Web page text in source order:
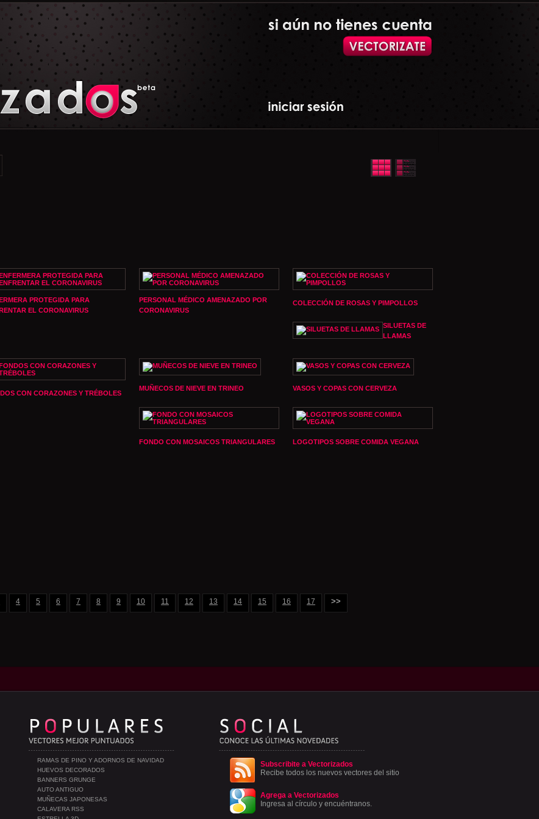
PROTEGIDA PARA
EL CORONAVIRUS
PERSONAL MÉDICO AMENAZADO POR
CORONAVIRUS
COLECCIÓN DE ROSAS Y PIMPOLLOS
SILUETAS DE
LLAMAS
CON CORAZONES Y TRÉBOLES
MUÑECOS DE NIEVE EN TRINEO VASOS Y COPAS CON CERVEZA
FONDO CON MOSAICOS TRIANGULARES LOGOTIPOS SOBRE COMIDA VEGANA
4 5 6 7 8 9 10 11 12 13 14 15 16 17 >>
Subscribite a Vectorizados
Recibe todos los nuevos vectores del sitio
Agrega a Vectorizados
Ingresa al círculo y encuéntranos.
RAMAS DE PINO Y ADORNOS DE NAVIDAD
HUEVOS DECORADOS
BANNERS GRUNGE
AUTO ANTIGUO
MUÑECAS JAPONESAS
CALAVERA RSS